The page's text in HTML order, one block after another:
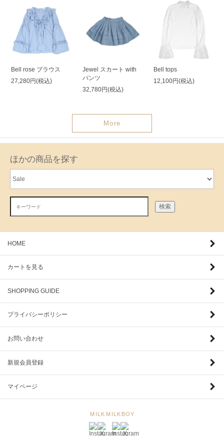
Bell rose ブラウス
27,280円(税込)
Jewel スカート with
パンツ
32,780円(税込)
Bell tops
12,100円(税込)
More
ほかの商品を探す
検索
HOME
カートを見る
SHOPPING GUIDE
プライバシーポリシー
お問い合わせ
新規会員登録
マイページ
MILK MILKBOY